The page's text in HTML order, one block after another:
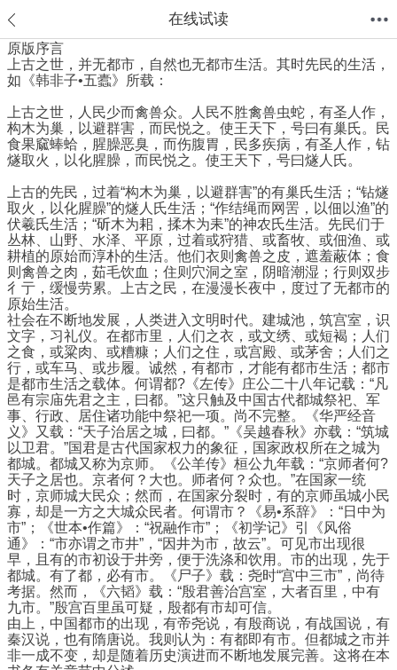
在线试读
首页 分类 值得买 购物车 我的当当
原版序言
上古之世，并无都市，自然也无都市生活。其时先民的生活，
如《韩非子•五蠹》所载：
上古之世，人民少而禽兽众。人民不胜禽兽虫蛇，有圣人作，
构木为巢，以避群害，而民悦之。使王天下，号曰有巢氏。民
食果窳蜯蛤，腥臊恶臭，而伤腹胃，民多疾病，有圣人作，钻
燧取火，以化腥臊，而民悦之。使王天下，号曰燧人氏。
上古的先民，过着“构木为巢，以避群害”的有巢氏生活；“钻燧
取火，以化腥臊”的燧人氏生活；“作结绳而网罟，以佃以渔”的
伏羲氏生活；“斫木为耜，揉木为耒”的神农氏生活。先民们于
丛林、山野、水泽、平原，过着或狩猎、或畜牧、或佃渔、或
耕植的原始而淳朴的生活。他们衣则禽兽之皮，遮羞蔽体；食
则禽兽之肉，茹毛饮血；住则穴洞之室，阴暗潮湿；行则双步
彳亍，缓慢劳累。上古之民，在漫漫长夜中，度过了无都市的
原始生活。
社会在不断地发展，人类进入文明时代。建城池，筑宫室，识
文字，习礼仪。在都市里，人们之衣，或文绣、或短褐；人们
之食，或粱肉、或糟糠；人们之住，或宫殿、或茅舍；人们之
行，或车马、或步履。诚然，有都市，才能有都市生活；都市
是都市生活之载体。何谓都?《左传》庄公二十八年记载：“凡
邑有宗庙先君之主，曰都。”这只触及中国古代都城祭祀、军
事、行政、居住诸功能中祭祀一项。尚不完整。《华严经音
义》又载：“天子治居之城，曰都。”《吴越春秋》亦载：“筑城
以卫君。”国君是古代国家权力的象征，国家政权所在之城为
都城。都城又称为京师。《公羊传》桓公九年载：“京师者何?
天子之居也。京者何？大也。师者何？众也。”在国家一统
时，京师城大民众；然而，在国家分裂时，有的京师虽城小民
寡，却是一方之大城众民者。何谓市？《易•系辞》：“日中为
市”；《世本•作篇》：“祝融作市”；《初学记》引《风俗
通》：“市亦谓之市井”，“因井为市，故云”。可见市出现很
早，且有的市初设于井旁，便于洗涤和饮用。市的出现，先于
都城。有了都，必有市。《尸子》载：尧时“宫中三市”，尚待
考据。然而，《六韬》载：“殷君善治宫室，大者百里，中有
九市。”殷宫百里虽可疑，殷都有市却可信。
由上，中国都市的出现，有帝尧说，有殷商说，有战国说，有
秦汉说，也有隋唐说。我则认为：有都即有市。但都城之市并
非一成不变，却是随着历史演进而不断地发展完善。这将在本